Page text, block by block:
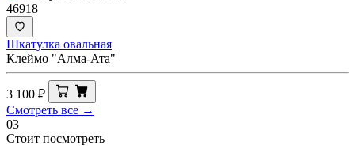
46918
Шкатулка овальная
Клеймо "Алма-Ата"
3 100 ₽
Смотреть все →
03
Стоит посмотреть